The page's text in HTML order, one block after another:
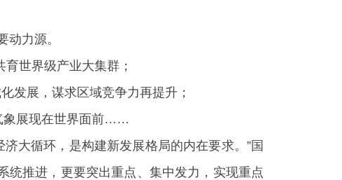
力源。
世界级产业大集群；
发展，谋求区域竞争力再提升；
象展现在世界面前……
大循环，是构建新发展格局的内在要求。”国
统推进，更要突出重点、集中发力，实现重点